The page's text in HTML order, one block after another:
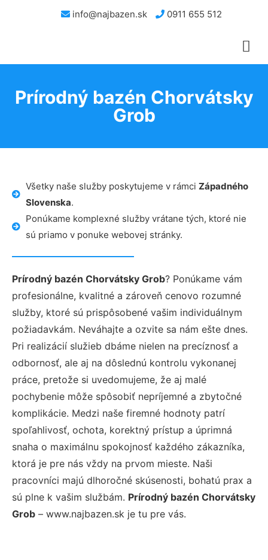
info@najbazen.sk 0911 655 512
Prírodný bazén Chorvátsky
Grob
Všetky naše služby poskytujeme v rámci Západného
Slovenska.
Ponúkame komplexné služby vrátane tých, ktoré nie
sú priamo v ponuke webovej stránky.
Prírodný bazén Chorvátsky Grob? Ponúkame vám
profesionálne, kvalitné a zároveň cenovo rozumné
služby, ktoré sú prispôsobené vašim individuálnym
požiadavkám. Neváhajte a ozvite sa nám ešte dnes.
Pri realizácií služieb dbáme nielen na precíznosť a
odbornosť, ale aj na dôslednú kontrolu vykonanej
práce, pretože si uvedomujeme, že aj malé
pochybenie môže spôsobiť nepríjemné a zbytočné
komplikácie. Medzi naše firemné hodnoty patrí
spoľahlivosť, ochota, korektný prístup a úprimná
snaha o maximálnu spokojnosť každého zákazníka,
ktorá je pre nás vždy na prvom mieste. Naši
pracovníci majú dlhoročné skúsenosti, bohatú prax a
sú plne k vašim službám. Prírodný bazén Chorvátsky
Grob – www.najbazen.sk je tu pre vás.